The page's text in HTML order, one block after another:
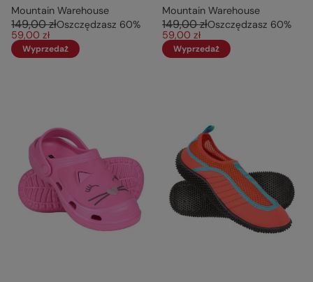
Mountain Warehouse
149,00 złOszczędzasz 60%
59,00 zł
Wyprzedaż
Mountain Warehouse
149,00 złOszczędzasz 60%
59,00 zł
Wyprzedaż